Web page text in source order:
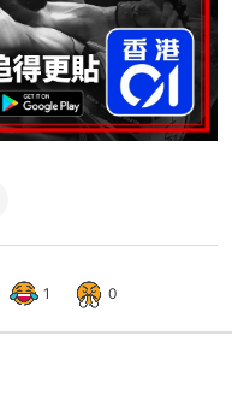
1 0